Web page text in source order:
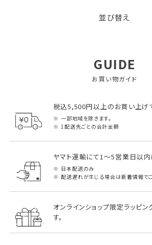
並び替え
GUIDE
お買い物ガイド
税込5,500円以上のお買い上げ
一部地域を除きます。
1配送先ごとの合計金額
ヤマト運輸にて1～5営業日以内
日本配送のみ
配送遅れが生じる場合は新着情報で
オンラインショップ限定ラッピ
す。